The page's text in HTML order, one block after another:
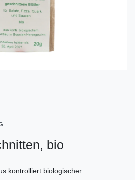
bio
kontrolliert biologischer